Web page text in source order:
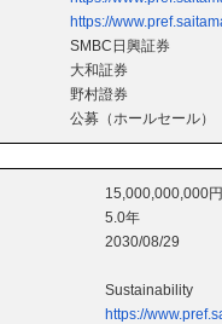
https://
SMBC日興証券
大和証券
野村證券
公募（ホールセール）
15,000,000,000円
5.0年
2030/08/29
Sustainability
https://